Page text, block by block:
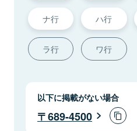
ナ行 ハ行
ラ行 ワ行
以下に掲載がない場合
689-4500